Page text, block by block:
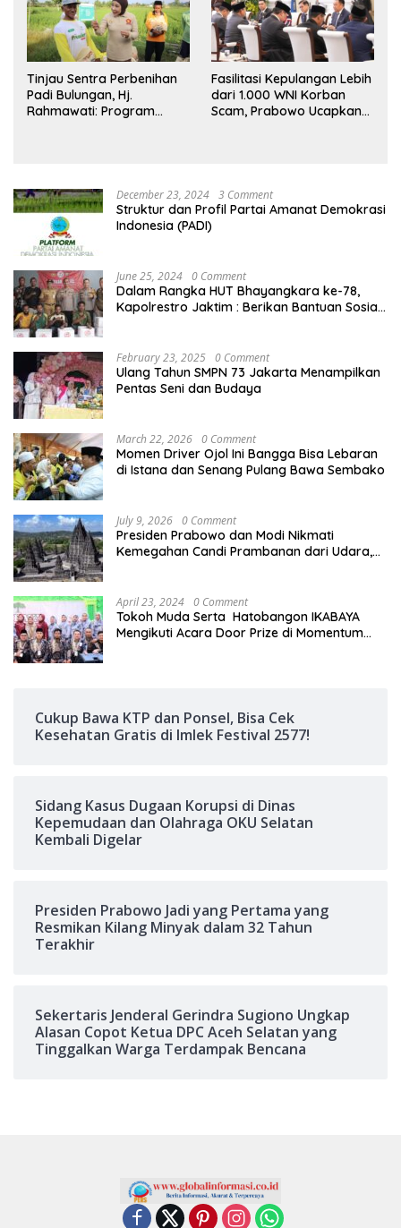
Tinjau Sentra Perbenihan
Padi Bulungan, Hj.
Rahmawati: Program
Fasilitasi Kepulangan Lebih
dari 1.000 WNI Korban
Scam, Prabowo Ucapkan
December 23, 2024 3 Comment
Struktur dan Profil Partai Amanat Demokrasi
Indonesia (PADI)
June 25, 2024 0 Comment
Dalam Rangka HUT Bhayangkara ke-78,
Kapolrestro Jaktim : Berikan Bantuan Sosial
February 23, 2025 0 Comment
Ulang Tahun SMPN 73 Jakarta Menampilkan
Pentas Seni dan Budaya
March 22, 2026 0 Comment
Momen Driver Ojol Ini Bangga Bisa Lebaran
di Istana dan Senang Pulang Bawa Sembako
July 9, 2026 0 Comment
Presiden Prabowo dan Modi Nikmati
Kemegahan Candi Prambanan dari Udara,
April 23, 2024 0 Comment
Tokoh Muda Serta Hatobangon IKABAYA
Mengikuti Acara Door Prize di Momentum
Cukup Bawa KTP dan Ponsel, Bisa Cek
Kesehatan Gratis di Imlek Festival 2577!
Sidang Kasus Dugaan Korupsi di Dinas
Kepemudaan dan Olahraga OKU Selatan
Kembali Digelar
Presiden Prabowo Jadi yang Pertama yang
Resmikan Kilang Minyak dalam 32 Tahun
Terakhir
Sekertaris Jenderal Gerindra Sugiono Ungkap
Alasan Copot Ketua DPC Aceh Selatan yang
Tinggalkan Warga Terdampak Bencana